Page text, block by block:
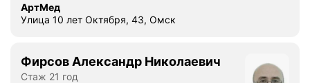
АртМед
Улица 10 лет Октября, 43, Омск
Фирсов Александр Николаевич
Стаж 21 год